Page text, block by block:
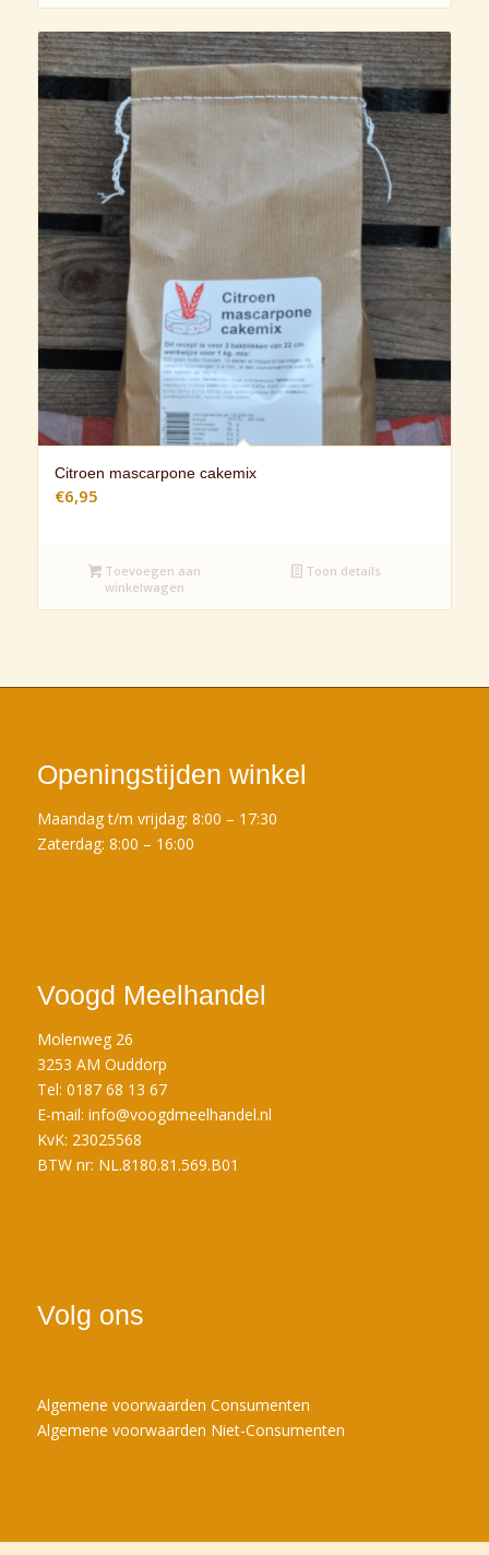
Citroen mascarpone cakemix
€6,95
Toevoegen aan
winkelwagen
Toon details
Openingstijden winkel
Maandag t/m vrijdag: 8:00 – 17:30
Zaterdag: 8:00 – 16:00
Voogd Meelhandel
Molenweg 26
3253 AM Ouddorp
Tel: 0187 68 13 67
E-mail: info@voogdmeelhandel.nl
KvK: 23025568
BTW nr: NL.8180.81.569.B01
Volg ons
Algemene voorwaarden Consumenten
Algemene voorwaarden Niet-Consumenten